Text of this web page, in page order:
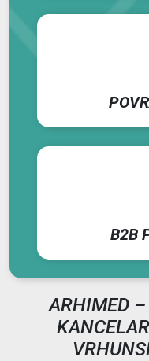
B2B
ARHIMED